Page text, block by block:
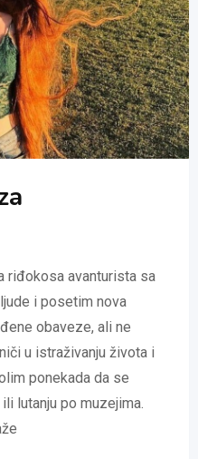
riđokosa avanturista sa
i posetim nova
obaveze, ali ne
u istraživanju života i
ponekada da se
lutanju po muzejima.